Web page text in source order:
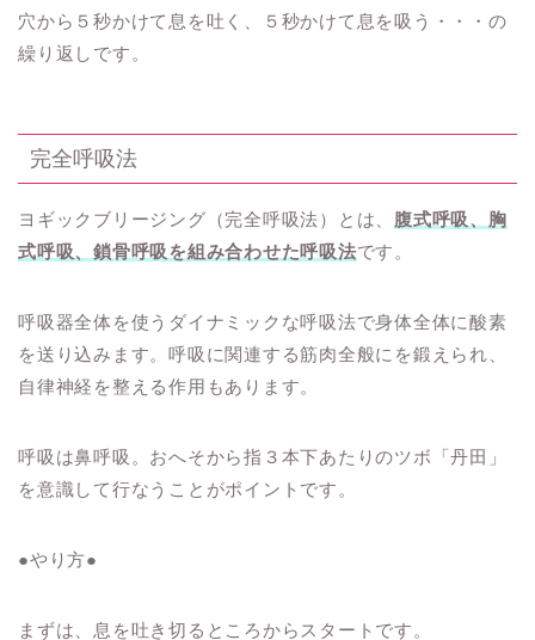
穴から５秒かけて息を吐く、５秒かけて息を吸う・・・の
繰り返しです。
完全呼吸法
ヨギックブリージング（完全呼吸法）とは、 腹式呼吸、胸
式呼吸、鎖骨呼吸を組み合わせた呼吸法です。
呼吸器全体を使うダイナミックな呼吸法で身体全体に酸素
を送り込みます。呼吸に関連する筋肉全般にを鍛えられ、
自律神経を整える作用もあります。
呼吸は鼻呼吸。おへそから指３本下あたりのツボ「丹田」
を意識して行なうことがポイントです。
●やり方●
まずは、息を吐き切るところからスタートです。